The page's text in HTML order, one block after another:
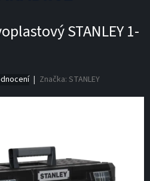
STANLEY 1-
Značka: STANLEY